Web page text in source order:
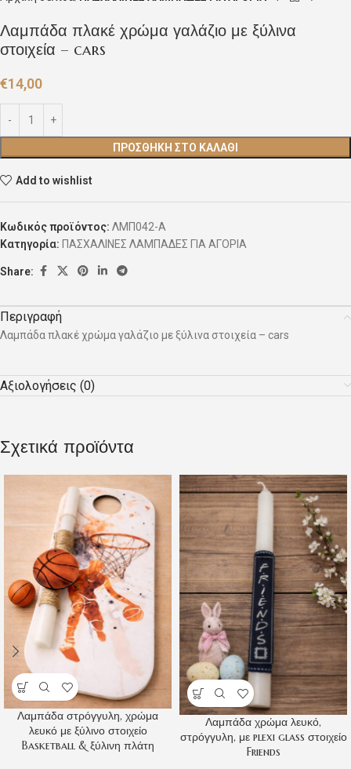
Λαμπάδα πλακέ χρώμα γαλάζιο με ξύλινα
στοιχεία – cars
€14,00
ΠΡΟΣΘΉΚΗ ΣΤΟ ΚΑΛΆΘΙ
Add to wishlist
Κωδικός προϊόντος: ΛΜΠ042-Α
Κατηγορία: ΠΑΣΧΑΛΙΝΕΣ ΛΑΜΠΑΔΕΣ ΓΙΑ ΑΓΟΡΙΑ
Share:
Περιγραφή
Λαμπάδα πλακέ χρώμα γαλάζιο με ξύλινα στοιχεία – cars
Αξιολογήσεις (0)
Σχετικά προϊόντα
Λαμπάδα στρόγγυλη, χρώμα
λευκό με ξύλινο στοιχείο
Basketball & ξύλινη πλάτη
Λαμπάδα χρώμα λευκό,
στρόγγυλη, με plexi glass στοιχείο
Friends